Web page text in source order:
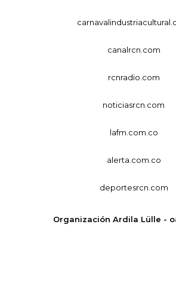
canalrcn.com
rcnradio.com
noticiasrcn.com
lafm.com.co
alerta.com.co
deportesrcn.com
Organización Ardila Lülle -